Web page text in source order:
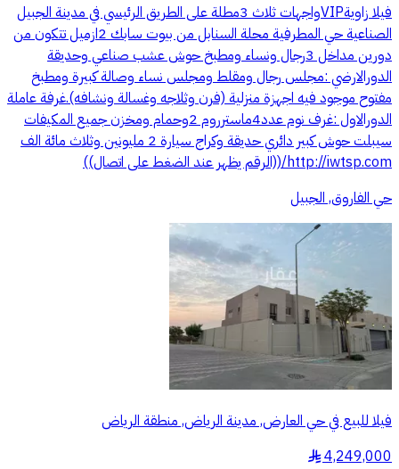
فيلا زاويةVIPواجهات ثلاث 3مطلة على الطريق الرئيسي في مدينة الجبيل
الصناعية حي المطرفية محلة السنابل من بيوت سابك 2ازميل تتكون من
دورين مداخل 3رجال ونساء ومطبخ حوش عشب صناعي وحديقة
الدورالارضي :مجلس رجال ومقلط ومجلس نساء وصالة كبيرة ومطبخ
مفتوح موجود فيه اجهزة منزلية (فرن وثلاجه وغسالة ونشافه).غرفة عاملة
الدورالاول :غرف نوم عدد4ماسترروم 2وحمام ومخزن جميع المكيفات
سيبلت حوش كبير دائري حديقة وكراج سيارة 2 مليونين وثلاث مائة الف
http://iwtsp.com/((الرقم يظهر عند الضغط على اتصال))
حي الفاروق, الجبيل
فيلا للبيع في حي العارض, مدينة الرياض, منطقة الرياض
4,249,000
§